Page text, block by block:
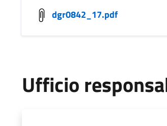
dgr0842_17.pdf
Ufficio